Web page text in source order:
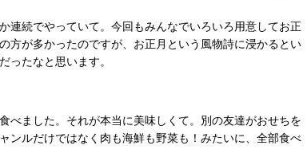
連続でやっていて。今回もみんなでいろいろ用意してお正
方が多かったのですが、お正月という風物詩に浸かるとい
ったなと思います。
べました。それが本当に美味しくて。別の友達がおせちを
ンルだけではなく肉も海鮮も野菜も！みたいに、全部食べ